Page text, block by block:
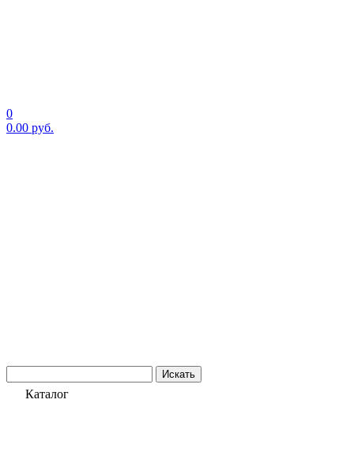
0
0.00 руб.
Искать
Каталог